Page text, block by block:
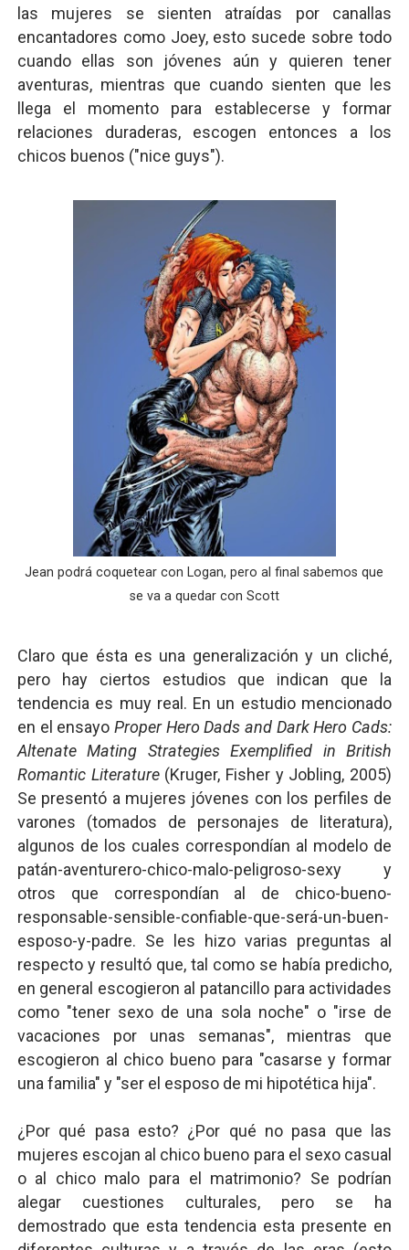
las mujeres se sienten atraídas por canallas
encantadores como Joey, esto sucede sobre todo
cuando ellas son jóvenes aún y quieren tener
aventuras, mientras que cuando sienten que les
llega el momento para establecerse y formar
relaciones duraderas, escogen entonces a los
chicos buenos ("nice guys").
Jean podrá coquetear con Logan, pero al final sabemos que
se va a quedar con Scott
Claro que ésta es una generalización y un cliché,
pero hay ciertos estudios que indican que la
tendencia es muy real. En un estudio mencionado
en el ensayo Proper Hero Dads and Dark Hero Cads:
Altenate Mating Strategies Exemplified in British
Romantic Literature(Kruger, Fisher y Jobling, 2005)
Se presentó a mujeres jóvenes con los perfiles de
varones (tomados de personajes de literatura),
algunos de los cuales correspondían al modelo de
patán-aventurero-chico-malo-peligroso-sexy y
otros que correspondían al de chico-bueno-
responsable-sensible-confiable-que-será-un-buen-
esposo-y-padre. Se les hizo varias preguntas al
respecto y resultó que, tal como se había predicho,
en general escogieron al patancillo para actividades
como "tener sexo de una sola noche" o "irse de
vacaciones por unas semanas", mientras que
escogieron al chico bueno para "casarse y formar
una familia" y "ser el esposo de mi hipotética hija".
¿Por qué pasa esto? ¿Por qué no pasa que las
mujeres escojan al chico bueno para el sexo casual
o al chico malo para el matrimonio? Se podrían
alegar cuestiones culturales, pero se ha
demostrado que esta tendencia esta presente en